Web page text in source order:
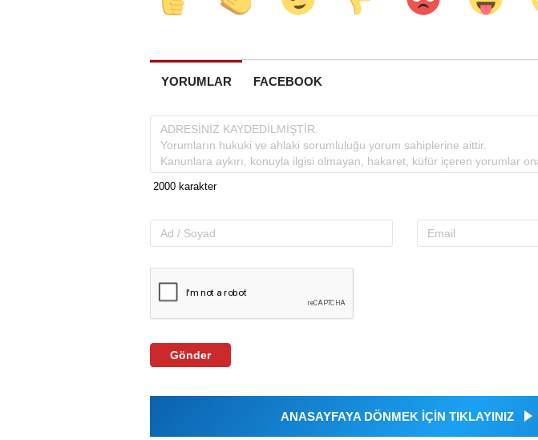
YORUMLAR FACEBOOK
Gönder
ANASAYFAYA DÖNMEK İÇİN TIKLAYINIZ